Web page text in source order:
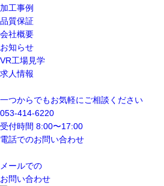
加工事例
品質保証
会社概要
お知らせ
VR工場見学
求人情報
一つからでもお気軽にご相談ください
053-414-6220
受付時間 8:00〜17:00
電話でのお問い合わせ
メールでの
お問い合わせ